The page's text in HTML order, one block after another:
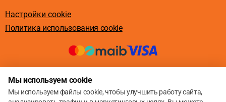
Настройки cookie
Политика использования cookie
Мы используем cookie
Мы используем файлы cookie, чтобы улучшить работу сайта,